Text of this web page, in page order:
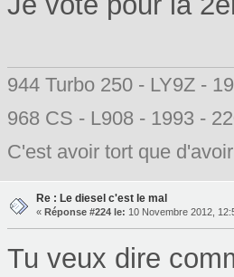
944 Turbo 250 - LY9Z -
968 CS - L908 - 1993 -
C'est avoir tort que
Re : Le diesel c'est le mal
« Réponse #224 le: 10 Novembre 2012,
Tu veux dire